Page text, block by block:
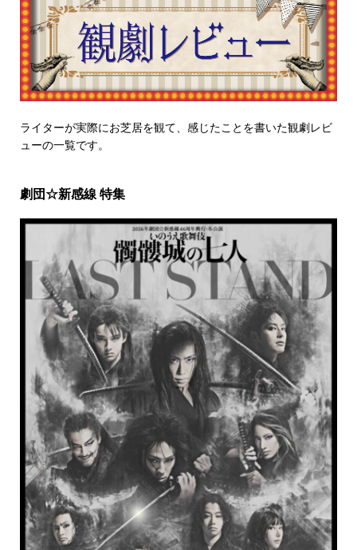
ライターが実際にお芝居を観て、感じたことを書いた観劇レビ
ューの一覧です。
劇団☆新感線 特集